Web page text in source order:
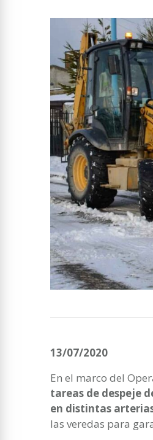
13/07/2020
En el marco del
tareas de despeje
en distintas
las veredas para